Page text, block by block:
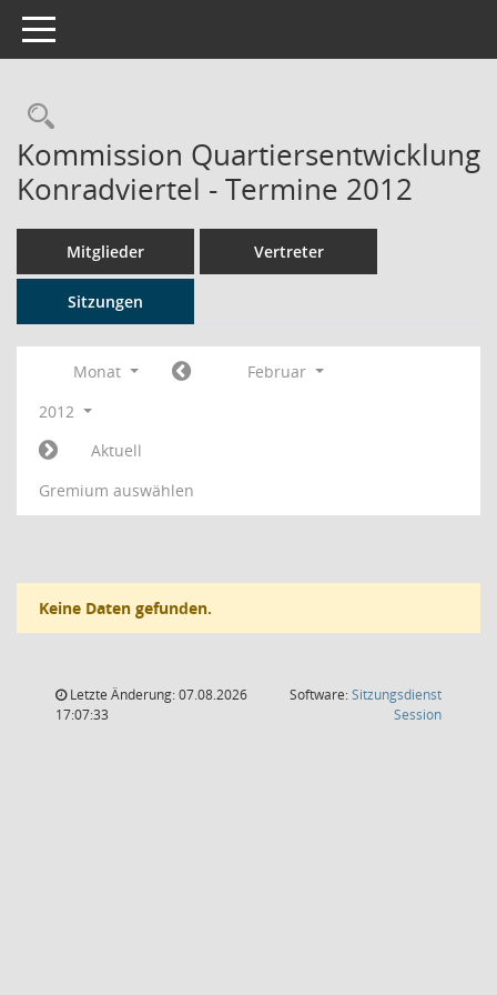
Toggle navigation
Rechercheauswahl
Kommission Quartiersentwicklung
Konradviertel - Termine 2012
Mitglieder Vertreter
Sitzungen
Monat
Februar
2012
Aktuell
Gremium auswählen
Keine Daten gefunden.
Letzte Änderung: 07.08.2026
17:07:33
Software:Sitzungsdienst
Session(Wird in